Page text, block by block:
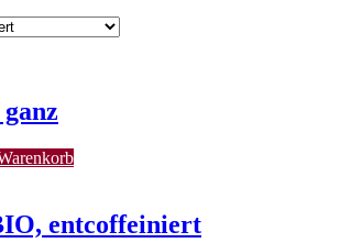
entcoffeiniert